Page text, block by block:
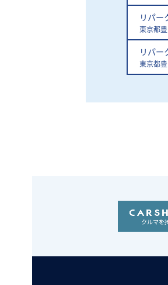
リパー
東京都
リパー
東京都